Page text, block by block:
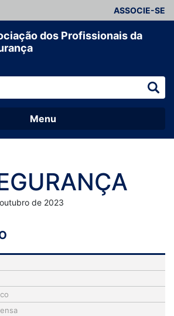
ASSOCIE-SE
dos Profissionais da
Menu
de 2023